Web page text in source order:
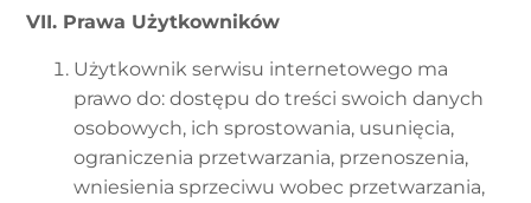
VII. Prawa Użytkowników
Użytkownik serwisu internetowego ma
prawo do: dostępu do treści swoich danych
osobowych, ich sprostowania, usunięcia,
ograniczenia przetwarzania, przenoszenia,
wniesienia sprzeciwu wobec przetwarzania,